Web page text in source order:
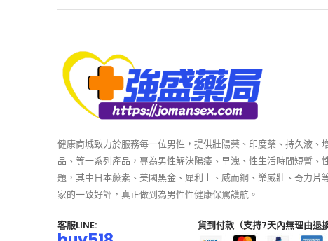
健康商城致力於服務每一位男性，提供壯陽藥、印度藥、持久液、
品、等一系列產品，專為男性解決陽痿、早洩、性生活時間短暫、
題，其中日本藤素、美國黑金、犀利士、威而鋼、樂威壯、奇力片
家的一致好評，真正做到為男性性健康保駕護航。
客服LINE: 貨到付款（支持7天內無理由退